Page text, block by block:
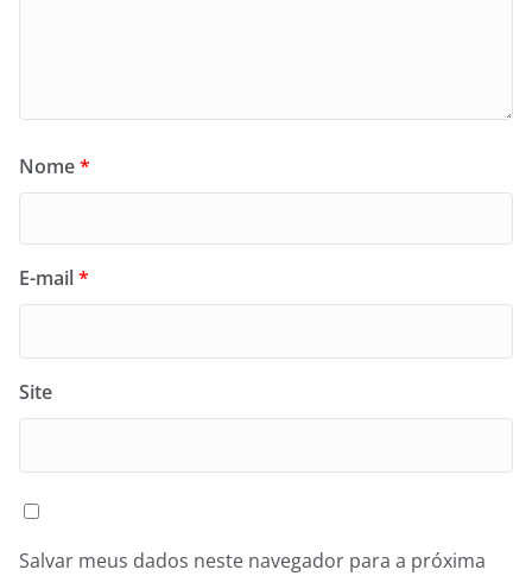
Nome*
E-mail*
Site
Salvar meus dados neste navegador para a próxima